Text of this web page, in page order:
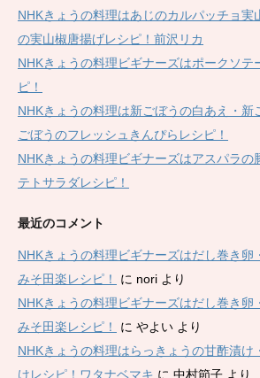
NHKきょうの料理はあじのカルパッチョ実
の実山椒唐揚げレシピ！前沢リカ
NHKきょうの料理ビギナーズはポークソテ
ピ！
NHKきょうの料理は新ごぼうの白あえ・新
ごぼうのフレッシュきんぴらレシピ！
NHKきょうの料理ビギナーズはアスパラの
テトサラダレシピ！
最近のコメント
NHKきょうの料理ビギナーズはだし巻き卵
みそ田楽レシピ！
に nori より
NHKきょうの料理ビギナーズはだし巻き卵
みそ田楽レシピ！
に やよい より
NHKきょうの料理はらっきょうの甘酢漬け
けレシピ！ワタナベマキ に 中村節子 より